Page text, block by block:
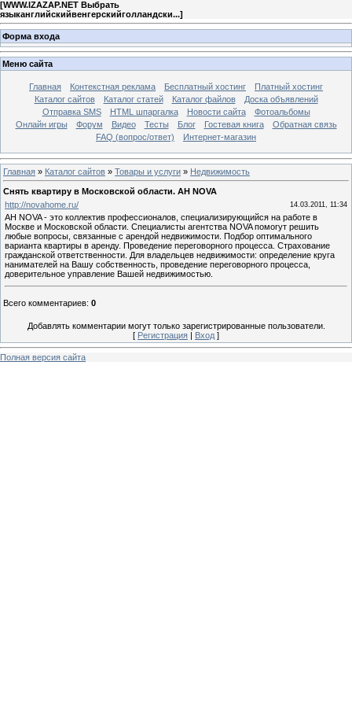
[WWW.IZAZAP.NET Выбрать
языканглийскийвенгерскийголландски...]
Форма входа
Меню сайта
Главная Контекстная реклама Бесплатный хостинг
Платный хостинг
Каталог сайтов
Каталог статей Каталог файлов
Доска объявлений
Отправка SMS
HTML шпаргалка Новости сайта
Фотоальбомы
Онлайн игры
Форум Видео Тесты Блог Гостевая книга
Обратная связь
FAQ (вопрос/ответ)
Интернет-магазин
Главная » Каталог сайтов » Товары и услуги » Недвижимость
Снять квартиру в Московской области. АН NOVA
http://novahome.ru/
14.03.2011, 11:34
АН NOVA - это коллектив профессионалов, специализирующийся на работе в
Москве и Московской области. Специалисты агентства NOVA помогут решить
любые вопросы, связанные с арендой недвижимости. Подбор оптимального
варианта квартиры в аренду. Проведение переговорного процесса. Страхование
гражданской ответственности. Для владельцев недвижимости: определение круга
нанимателей на Вашу собственность, проведение переговорного процесса,
доверительное управление Вашей недвижимостью.
Всего комментариев: 0
Добавлять комментарии могут только зарегистрированные пользователи.
[ Регистрация | Вход ]
Полная версия сайта